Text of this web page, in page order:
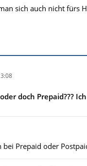
sich auch nicht fürs
doch Prepaid???
bei Prepaid oder